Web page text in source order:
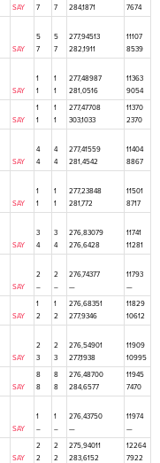
SAY
7
7
284,1871
7674
SAY
5
7
5
7
277,94513
282,1911
11107
8539
SAY
1
1
1
1
277,48987
281,0516
11363
9054
SAY
1
1
1
1
277,47708
303,1033
11370
2370
SAY
4
4
4
4
277,41559
281,4542
11404
8867
SAY
1
1
1
1
277,23848
281,772
11501
8717
SAY
3
4
3
4
276,83079
276,6428
11741
11281
SAY
2
–
2
–
276,74377
—
11793
—
SAY
1
2
1
2
276,68351
277,9346
11829
10612
SAY
2
3
2
3
276,54901
277,1938
11909
10995
SAY
8
8
8
8
276,48700
284,6577
11945
7470
SAY
1
–
1
–
276,43750
—
11974
—
SAY
2
2
2
2
275,94011
283,6152
12264
7922